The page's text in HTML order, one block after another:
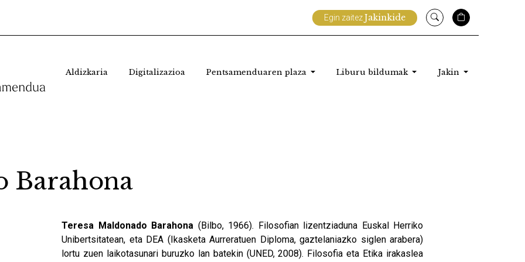
Egin zaitezJakinkide
Aldizkaria Digitalizazioa Pentsamenduaren plaza Liburu bildumak Jakin
Barahona
Teresa Maldonado Barahona (Bilbo, 1966). Filosofian lizentziaduna Euskal Herriko
Unibertsitatean, eta DEA (Ikasketa Aurreratuen Diploma, gaztelaniazko siglen arabera)
lortu zuen laikotasunari buruzko lan batekin (UNED, 2008). Filosofia eta Etika irakaslea